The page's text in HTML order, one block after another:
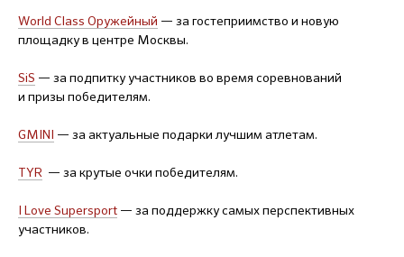
World Class Оружейный — за гостеприимство и новую
площадку в центре Москвы.
SiS — за подпитку участников во время соревнований
и призы победителям.
GMINI — за актуальные подарки лучшим атлетам.
TYR — за крутые очки победителям.
I Love Supersport — за поддержку самых перспективных
участников.